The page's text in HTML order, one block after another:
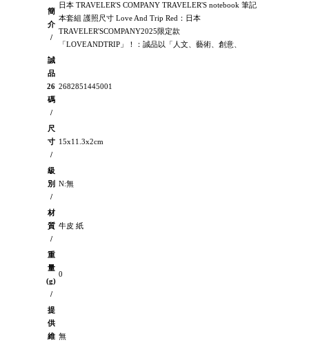
簡
介
/
日本 TRAVELER'S COMPANY TRAVELER'S notebook 筆記
本套組 護照尺寸 Love And Trip Red：日本
TRAVELER'SCOMPANY2025限定款
「LOVEANDTRIP」！：誠品以「人文、藝術、創意、
誠
品
26
碼
/
2682851445001
尺
寸
/
15x11.3x2cm
級
別
/
N:無
材
質
/
牛皮 紙
重
量
(g)
/
0
提
供
維 無